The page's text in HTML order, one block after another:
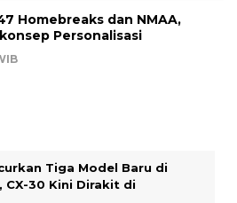
Homebreaks dan NMAA,
Personalisasi
Tiga Model Baru di
CX-30 Kini Dirakit di